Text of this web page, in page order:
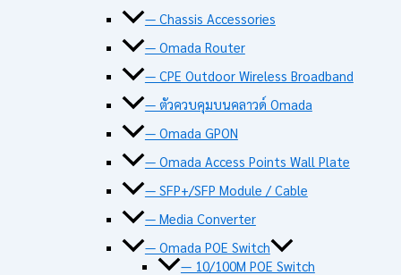
— Chassis Accessories
— Omada Router
— CPE Outdoor Wireless Broadband
— ตัวควบคุมบนคลาวด์ Omada
— Omada GPON
— Omada Access Points Wall Plate
— SFP+/SFP Module / Cable
— Media Converter
— Omada POE Switch
— 10/100M POE Switch